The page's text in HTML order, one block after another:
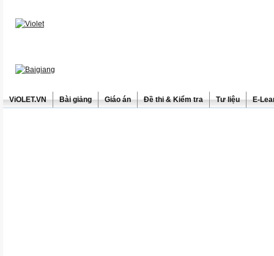
ViOLET.VN Bài giảng Giáo án Đề thi & Kiểm tra Tư liệu E-